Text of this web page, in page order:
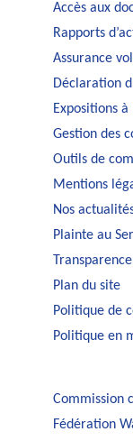
Accès aux
Rapports
Assurance
Déclaration
Expositions à
Gestion des
Outils de
Mentions
Nos
Plainte au
Transparence
Plan du site
Politique de
Politique en
Commission
Fédération